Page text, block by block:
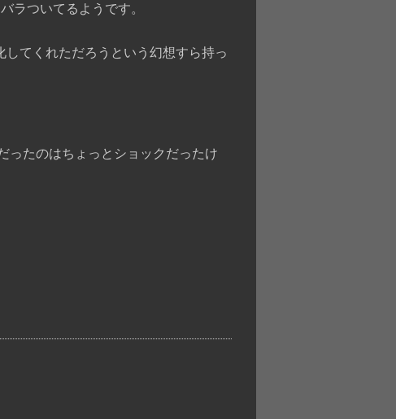
ラついてるようです。
てくれただろうという幻想すら持っ
ったのはちょっとショックだったけ